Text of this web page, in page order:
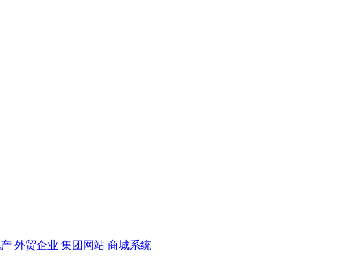
外贸企业 集团网站 商城系统